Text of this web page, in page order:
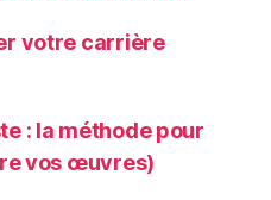
votre carrière
: la méthode pour
vos œuvres)